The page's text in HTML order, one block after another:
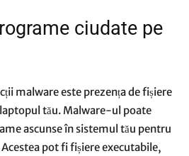
ciudate pe
malware este prezența de fișiere
tău. Malware-ul poate
ascunse în sistemul tău pentru
pot fi fișiere executabile,